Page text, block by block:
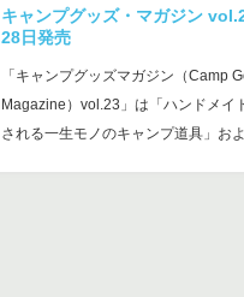
キャンプグッズ・マガジン
28日発売
「キャンプグッズマガジン（Camp
Magazine）vol.23」は「ハンドメイ
される一生モノのキャンプ道具」お